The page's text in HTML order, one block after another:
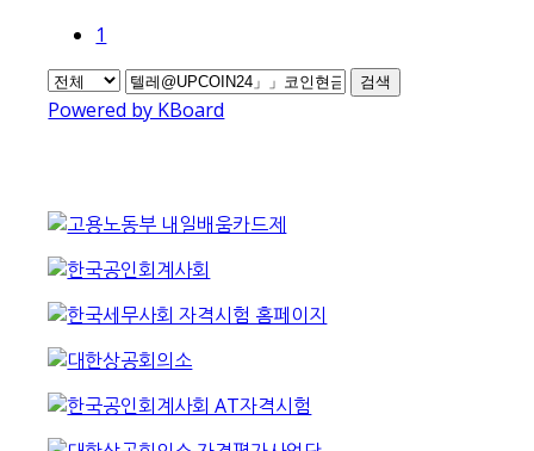
1
검색
Powered by KBoard